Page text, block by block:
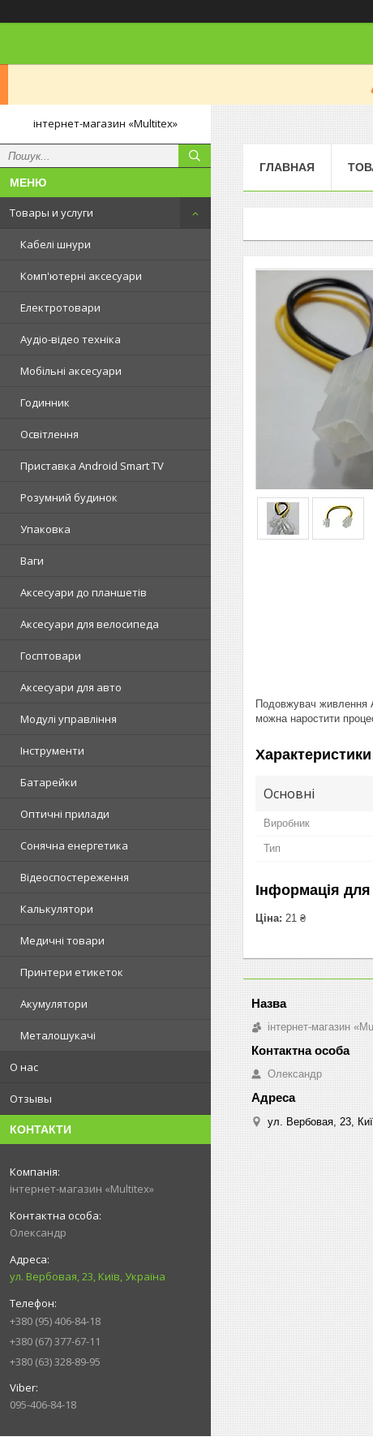
інтернет-магазин «Multitex»
Товары и услуги
Кабелі шнури
Комп'ютерні аксесуари
Електротовари
Аудіо-відео техніка
Мобільні аксесуари
Годинник
Освітлення
Приставка Android Smart TV
Розумний будинок
Упаковка
Ваги
Аксесуари до планшетів
Аксесуари для велосипеда
Госптовари
Аксесуари для авто
Модулі управління
Інструменти
Батарейки
Оптичні прилади
Сонячна енергетика
Відеоспостереження
Калькулятори
Медичні товари
Принтери етикеток
Акумулятори
Металошукачі
О нас
Отзывы
КОНТАКТИ
інтернет-магазин «Multitex»
Олександр
ул. Вербовая, 23, Київ, Україна
+380 (95) 406-84-18
+380 (67) 377-67-11
+380 (63) 328-89-95
095-406-84-18
ГЛАВНАЯ
Подовжувач живлення
можна наростити
Характеристики
Основні
Виробник
Тип
Інформація
Ціна: 21 ₴
інтернет-магазин
Олександр
ул. Вербовая, 23,